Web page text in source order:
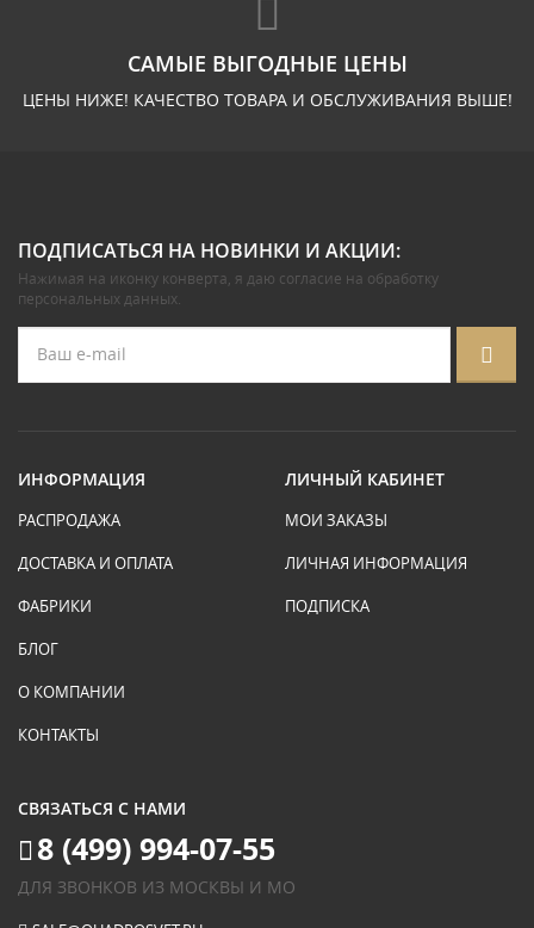
САМЫЕ ВЫГОДНЫЕ ЦЕНЫ
ЦЕНЫ НИЖЕ! КАЧЕСТВО ТОВАРА И ОБСЛУЖИВАНИЯ ВЫШЕ!
ПОДПИСАТЬСЯ НА НОВИНКИ И АКЦИИ:
Нажимая на иконку конверта, я даю согласие на обработку
персональных данных.
ИНФОРМАЦИЯ
РАСПРОДАЖА
ДОСТАВКА И ОПЛАТА
ФАБРИКИ
БЛОГ
О КОМПАНИИ
КОНТАКТЫ
ЛИЧНЫЙ КАБИНЕТ
МОИ ЗАКАЗЫ
ЛИЧНАЯ ИНФОРМАЦИЯ
ПОДПИСКА
СВЯЗАТЬСЯ С НАМИ
8 (499) 994-07-55
ДЛЯ ЗВОНКОВ ИЗ МОСКВЫ И МО